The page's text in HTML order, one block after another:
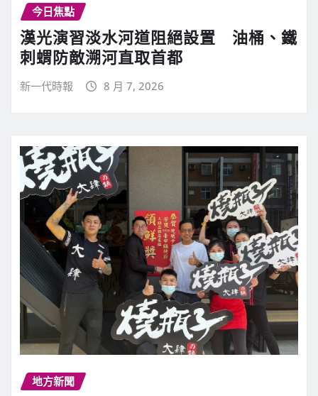
今日焦點
漢光演習淡水河道阻絕設置 油桶、鐵
刺蝟防敵溯河直取首都
新一代時報 8 月 7, 2026
地方新聞